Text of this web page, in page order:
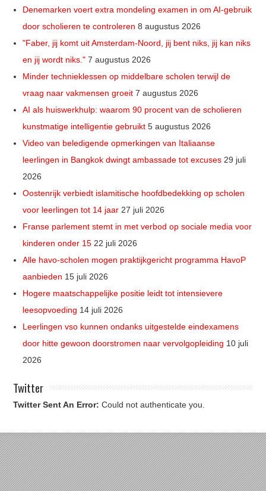
Denemarken voert extra mondeling examen in om AI-gebruik
door scholieren te controleren 8 augustus 2026
"Faber, jij komt uit Amsterdam-Noord, jij bent niks, jij kan niks
en jij wordt niks." 7 augustus 2026
Minder technieklessen op middelbare scholen terwijl de
vraag naar vakmensen groeit 7 augustus 2026
AI als huiswerkhulp: waarom 90 procent van de scholieren
kunstmatige intelligentie gebruikt 5 augustus 2026
Video van beledigende opmerkingen van Italiaanse
leerlingen in Bangkok dwingt ambassade tot excuses 29 juli
2026
Oostenrijk verbiedt islamitische hoofdbedekking op scholen
voor leerlingen tot 14 jaar 27 juli 2026
Franse parlement stemt in met verbod op sociale media voor
kinderen onder 15 22 juli 2026
Alle havo-scholen mogen praktijkgericht programma HavoP
aanbieden 15 juli 2026
Hogere maatschappelijke positie leidt tot intensievere
leesopvoeding 14 juli 2026
Leerlingen vso kunnen ondanks uitgestelde eindexamens
door hitte gewoon doorstromen naar vervolgopleiding 10 juli
2026
Twitter
Twitter Sent An Error: Could not authenticate you.